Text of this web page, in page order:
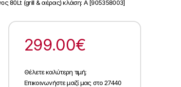
80Lt (grill & αέρας) κλάση: A [905358003]
299.00€
Θέλετε καλύτερη τιμή;
Επικοινωνήστε μαζί μας στο 27440